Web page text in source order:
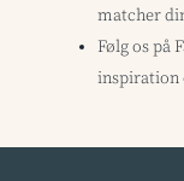
matcher
Følg os på
inspiration